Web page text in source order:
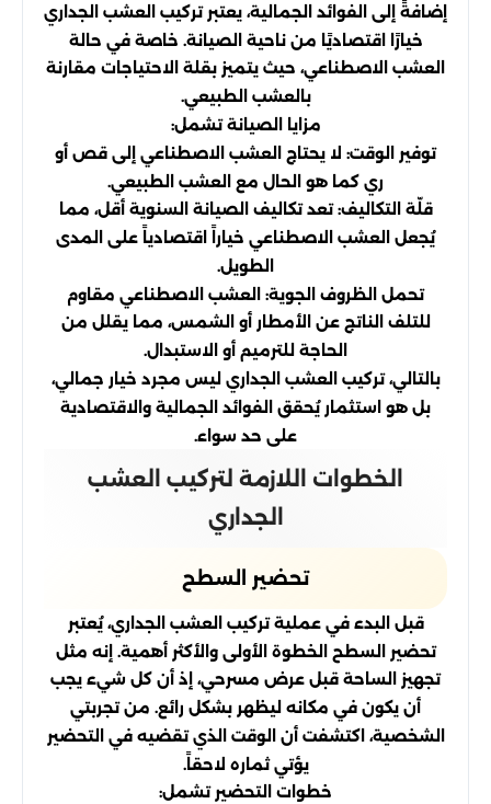
إضافةً إلى الفوائد الجمالية، يعتبر تركيب العشب الجداري
خيارًا اقتصاديًا من ناحية الصيانة. خاصة في حالة
العشب الاصطناعي، حيث يتميز بقلة الاحتياجات مقارنة
بالعشب الطبيعي.
مزايا الصيانة تشمل:
توفير الوقت: لا يحتاج العشب الاصطناعي إلى قص أو
ري كما هو الحال مع العشب الطبيعي.
قلّة التكاليف: تعد تكاليف الصيانة السنوية أقل، مما
يُجعل العشب الاصطناعي خياراً اقتصادياً على المدى
الطويل.
تحمل الظروف الجوية: العشب الاصطناعي مقاوم
للتلف الناتج عن الأمطار أو الشمس، مما يقلل من
الحاجة للترميم أو الاستبدال.
بالتالي، تركيب العشب الجداري ليس مجرد خيار جمالي،
بل هو استثمار يُحقق الفوائد الجمالية والاقتصادية
على حد سواء.
الخطوات اللازمة لتركيب العشب
الجداري
تحضير السطح
قبل البدء في عملية تركيب العشب الجداري، يُعتبر
تحضير السطح الخطوة الأولى والأكثر أهمية. إنه مثل
تجهيز الساحة قبل عرض مسرحي، إذ أن كل شيء يجب
أن يكون في مكانه ليظهر بشكل رائع. من تجربتي
الشخصية، اكتشفت أن الوقت الذي تقضيه في التحضير
يؤتي ثماره لاحقاً.
خطوات التحضير تشمل: